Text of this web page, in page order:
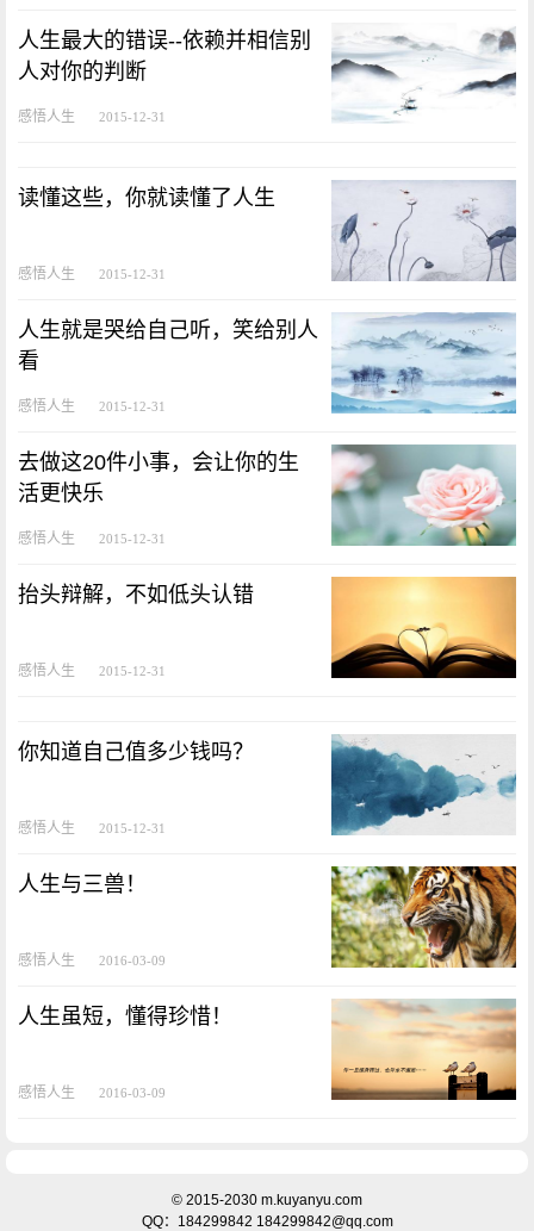
人生最大的错误--依赖并相信别
人对你的判断
感悟人生 2015-12-31
读懂这些，你就读懂了人生
感悟人生 2015-12-31
人生就是哭给自己听，笑给别人
看
感悟人生 2015-12-31
去做这20件小事，会让你的生
活更快乐
感悟人生 2015-12-31
抬头辩解，不如低头认错
感悟人生 2015-12-31
你知道自己值多少钱吗？
感悟人生 2015-12-31
人生与三兽！
感悟人生 2016-03-09
人生虽短，懂得珍惜！
感悟人生 2016-03-09
© 2015-2030 m.kuyanyu.com
QQ：184299842 184299842@qq.com